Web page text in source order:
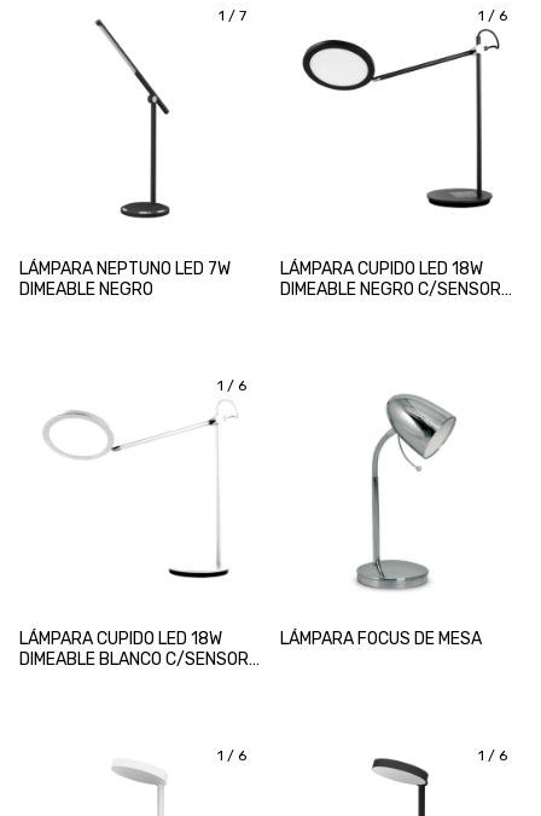
1 / 7
LÁMPARA NEPTUNO LED 7W
DIMEABLE NEGRO
1 / 6
LÁMPARA CUPIDO LED 18W
DIMEABLE NEGRO C/SENSOR
1 / 6
LÁMPARA CUPIDO LED 18W
DIMEABLE BLANCO C/SENSOR
LÁMPARA FOCUS DE MESA
1 / 6 1 / 6